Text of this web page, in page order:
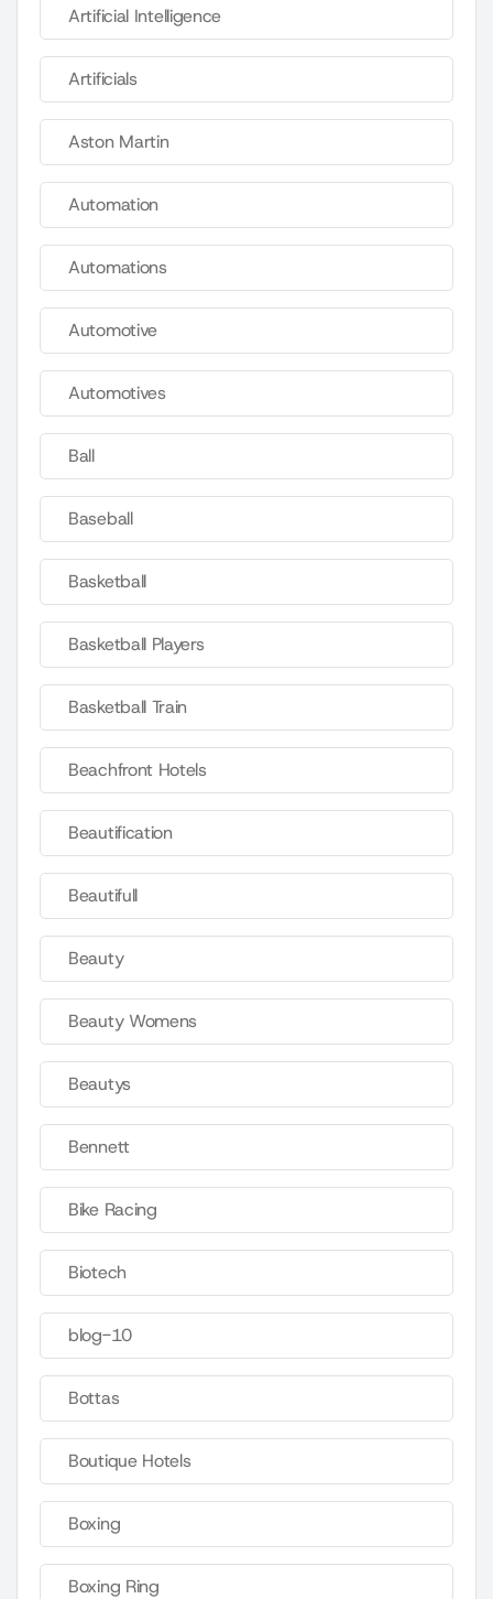
Artificial Intelligence
Artificials
Aston Martin
Automation
Automations
Automotive
Automotives
Ball
Baseball
Basketball
Basketball Players
Basketball Train
Beachfront Hotels
Beautification
Beautifull
Beauty
Beauty Womens
Beautys
Bennett
Bike Racing
Biotech
blog-10
Bottas
Boutique Hotels
Boxing
Boxing Ring